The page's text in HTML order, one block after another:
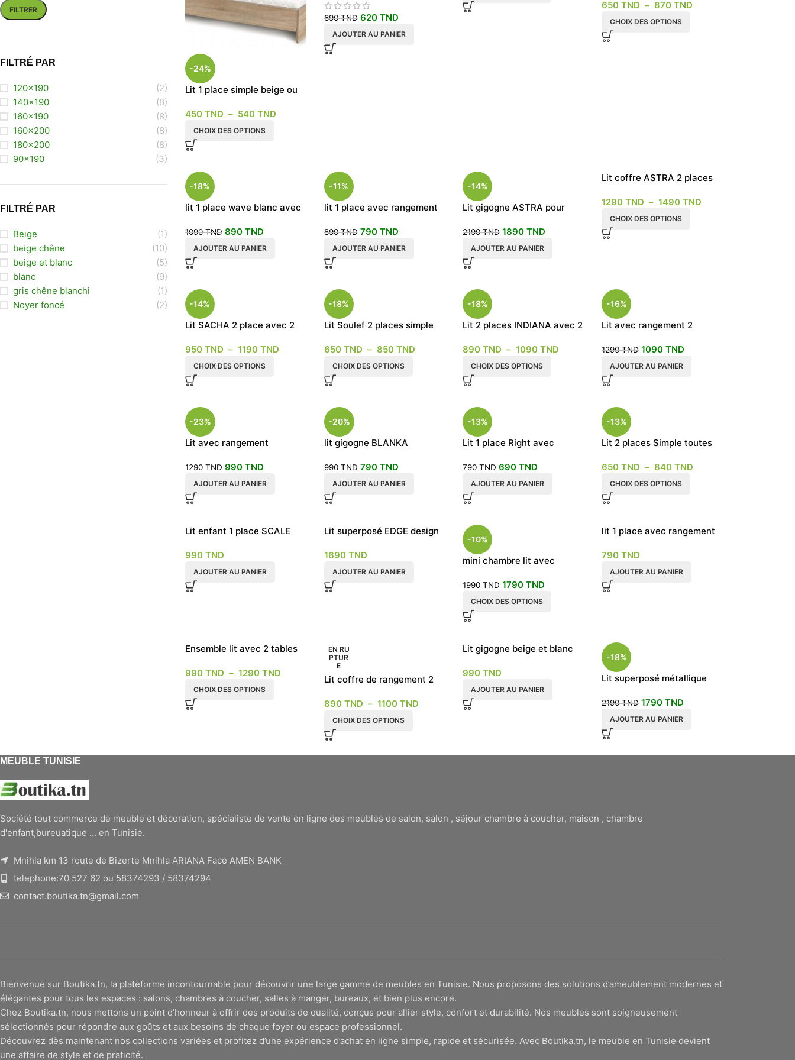
FILTRER
FILTRÉ PAR
120x190
(2)
140x190
(8)
160x190
(8)
160x200
(8)
180x200
(8)
90x190
(3)
FILTRÉ PAR
Beige
(1)
beige chêne
(10)
beige et blanc
(5)
blanc
(9)
gris chêne blanchi
(1)
Noyer foncé
(2)
-24%
Lit 1 place simple beige ou
450 TND – 540 TND
CHOIX DES OPTIONS
690TND 620 TND
AJOUTER AU PANIER
650TND – 870TND
CHOIX DES OPTIONS
-18%
lit 1 place wave blanc avec
1090TND 890 TND
AJOUTER AU PANIER
-11%
lit 1 place avec rangement
890TND 790 TND
AJOUTER AU PANIER
-14%
Lit gigogne ASTRA pour
2190TND 1890TND
AJOUTER AU PANIER
Lit coffre ASTRA 2 places
1290TND – 1490TND
CHOIX DES OPTIONS
-14%
Lit SACHA 2 place avec 2
950 TND – 1190 TND
CHOIX DES OPTIONS
-18%
Lit Soulef 2 places simple
dimensions
650 TND – 850 TND
CHOIX DES OPTIONS
-18%
Lit 2 places INDIANA avec 2
890TND – 1090TND
CHOIX DES OPTIONS
-16%
Lit avec rangement 2
1290TND 1090TND
AJOUTER AU PANIER
-23%
Lit avec rangement
1290TND 990 TND
AJOUTER AU PANIER
-20%
lit gigogne BLANKA
990TND 790 TND
AJOUTER AU PANIER
-13%
Lit 1 place Right avec
790TND 690TND
AJOUTER AU PANIER
-13%
Lit 2 places Simple toutes
650TND – 840TND
CHOIX DES OPTIONS
Lit enfant 1 place SCALE
990 TND
AJOUTER AU PANIER
Lit superposé EDGE design
1690 TND
AJOUTER AU PANIER
-10%
mini chambre lit avec
1990TND 1790TND
CHOIX DES OPTIONS
lit 1 place avec rangement
790TND
AJOUTER AU PANIER
Ensemble lit avec 2 tables
990 TND – 1290 TND
CHOIX DES OPTIONS
EN RU
PTUR
E
Lit coffre de rangement 2
890 TND – 1100 TND
CHOIX DES OPTIONS
Lit gigogne beige et blanc
990TND
AJOUTER AU PANIER
-18%
Lit superposé métallique
2190TND 1790TND
AJOUTER AU PANIER
MEUBLE TUNISIE
Société tout commerce de meuble et décoration, spécialiste de vente en ligne des meubles de salon, salon , séjour chambre à coucher, maison , chambre
d'enfant,bureuatique ... en Tunisie.
Mnihla km 13 route de Bizerte Mnihla ARIANA Face AMEN BANK
telephone:70 527 62 ou 58374293 / 58374294
contact.boutika.tn@gmail.com
Bienvenue sur Boutika.tn, la plateforme incontournable pour découvrir une large gamme de meubles en Tunisie. Nous proposons des solutions d’ameublement modernes et
élégantes pour tous les espaces : salons, chambres à coucher, salles à manger, bureaux, et bien plus encore.
Chez Boutika.tn, nous mettons un point d’honneur à offrir des produits de qualité, conçus pour allier style, confort et durabilité. Nos meubles sont soigneusement
sélectionnés pour répondre aux goûts et aux besoins de chaque foyer ou espace professionnel.
Découvrez dès maintenant nos collections variées et profitez d’une expérience d’achat en ligne simple, rapide et sécurisée. Avec Boutika.tn, le meuble en Tunisie devient
une affaire de style et de praticité.